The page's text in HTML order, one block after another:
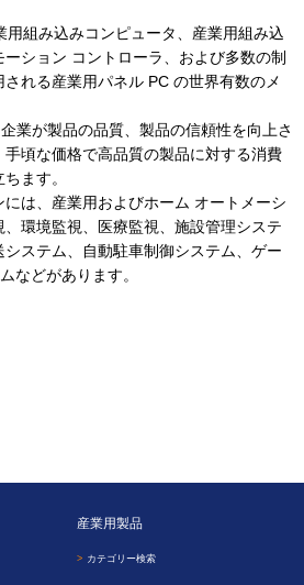
用組み込みコンピュータ、産業用組み込
ション コントローラ、および多数の制
れる産業用パネル PC の世界有数のメ
業が製品の品質、製品の信頼性を向上さ
頃な価格で高品質の製品に対する消費
ます。
は、産業用およびホーム オートメーシ
、環境監視、医療監視、施設管理システ
ステム、自動駐車制御システム、ゲー
などがあります。
産業用製品
カテゴリー検索